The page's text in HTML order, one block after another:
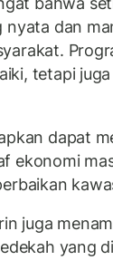
nyata dan
tetapi
dapat
ekonomi
juga
yang